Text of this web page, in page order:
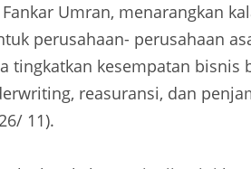
Umran, menarangkan
perusahaan- perusahaan
tingkatkan kesempatan
reasuransi, dan
11).